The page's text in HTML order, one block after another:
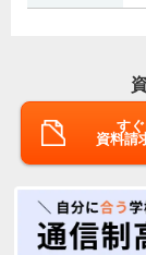
す
資料請